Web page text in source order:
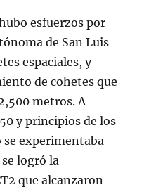
esfuerzos por
de San Luis
espaciales, y
de cohetes que
metros. A
y principios de los
se experimentaba
logró la
que alcanzaron